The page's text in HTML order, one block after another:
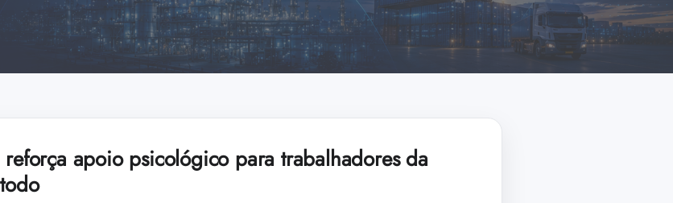
reforça apoio psicológico para trabalhadores da